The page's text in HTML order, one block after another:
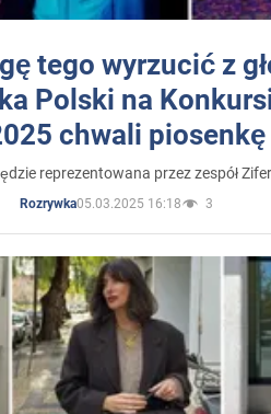
tego wyrzucić z
Polski na
chwali
reprezentowana przez zespół
Rozrywka05.03.2025 16:18 3